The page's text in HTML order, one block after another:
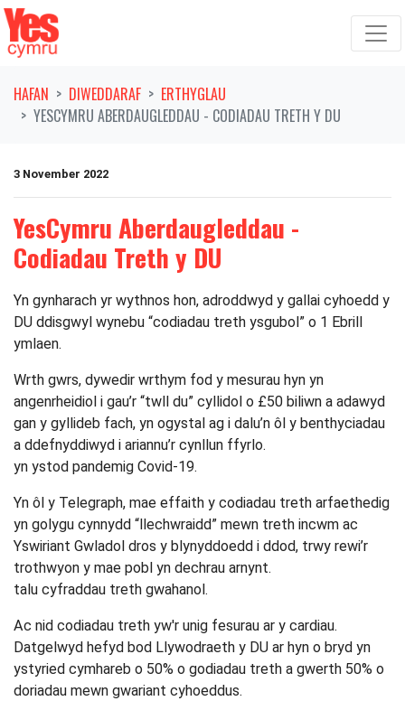
Symud ymlaen o'r llywio
HAFAN DIWEDDARAF
ERTHYGLAU
YESCYMRU ABERDAUGLEDDAU - CODIADAU TRETH Y DU
3 November 2022
YesCymru Aberdaugleddau -
Codiadau Treth y DU
Yn gynharach yr wythnos hon, adroddwyd y gallai cyhoedd y
DU ddisgwyl wynebu “codiadau treth ysgubol” o 1 Ebrill
ymlaen.
Wrth gwrs, dywedir wrthym fod y mesurau hyn yn
angenrheidiol i gau’r “twll du” cyllidol o £50 biliwn a adawyd
gan y gyllideb fach, yn ogystal ag i dalu’n ôl y benthyciadau
a ddefnyddiwyd i ariannu’r cynllun ffyrlo.
yn ystod pandemig Covid-19.
Yn ôl y Telegraph, mae effaith y codiadau treth arfaethedig
yn golygu cynnydd “llechwraidd” mewn treth incwm ac
Yswiriant Gwladol dros y blynyddoedd i ddod, trwy rewi’r
trothwyon y mae pobl yn dechrau arnynt.
talu cyfraddau treth gwahanol.
Ac nid codiadau treth yw'r unig fesurau ar y cardiau.
Datgelwyd hefyd bod Llywodraeth y DU ar hyn o bryd yn
ystyried cymhareb o 50% o godiadau treth a gwerth 50% o
doriadau mewn gwariant cyhoeddus.